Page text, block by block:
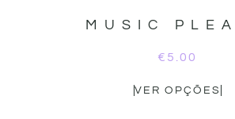
MUSIC
€ 5.00
VER OPÇÕES